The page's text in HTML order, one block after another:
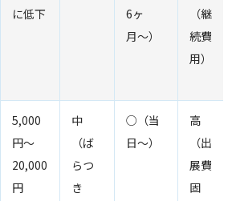
に低下
6ヶ
月〜）
（継
続費
用）
5,000
円〜
20,000
円
中
（ば
らつ
き
○（当
日〜）
高
（出
展費
固